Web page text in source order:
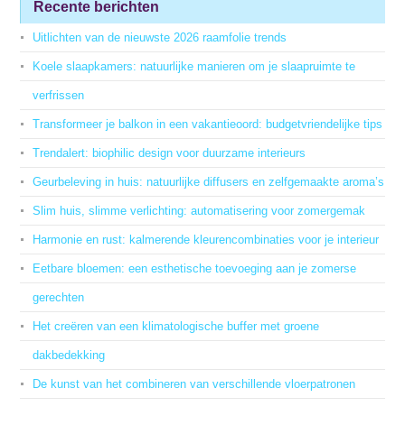
Recente berichten
Uitlichten van de nieuwste 2026 raamfolie trends
Koele slaapkamers: natuurlijke manieren om je slaapruimte te
verfrissen
Transformeer je balkon in een vakantieoord: budgetvriendelijke tips
Trendalert: biophilic design voor duurzame interieurs
Geurbeleving in huis: natuurlijke diffusers en zelfgemaakte aroma’s
Slim huis, slimme verlichting: automatisering voor zomergemak
Harmonie en rust: kalmerende kleurencombinaties voor je interieur
Eetbare bloemen: een esthetische toevoeging aan je zomerse
gerechten
Het creëren van een klimatologische buffer met groene
dakbedekking
De kunst van het combineren van verschillende vloerpatronen